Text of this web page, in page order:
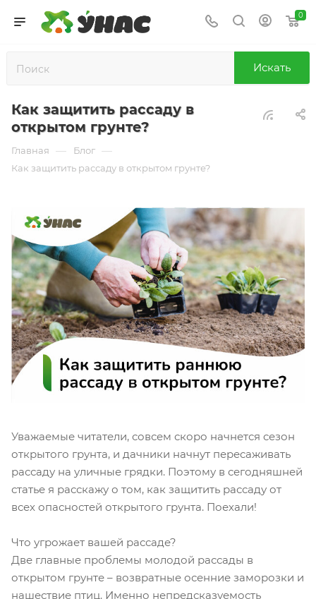
0
Искать
Как защитить рассаду в
открытом грунте?
Главная — Блог —
Как защитить рассаду в открытом грунте?
Уважаемые читатели, совсем скоро начнется сезон
открытого грунта, и дачники начнут пересаживать
рассаду на уличные грядки. Поэтому в сегодняшней
статье я расскажу о том, как защитить рассаду от
всех опасностей открытого грунта. Поехали!
Что угрожает вашей рассаде?
Две главные проблемы молодой рассады в
открытом грунте – возвратные осенние заморозки и
нашествие птиц. Именно непредсказуемость